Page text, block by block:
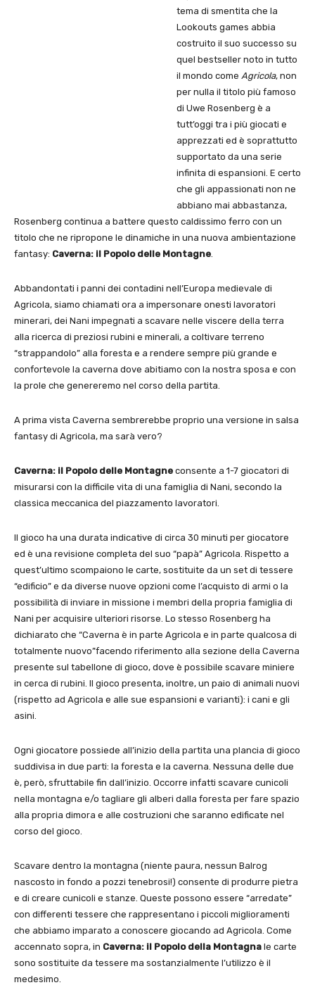
tema di smentita che la
Lookouts games abbia
costruito il suo successo su
quel bestseller noto in tutto
il mondo come Agricola, non
per nulla il titolo più famoso
di Uwe Rosenberg è a
tutt’oggi tra i più giocati e
apprezzati ed è soprattutto
supportato da una serie
infinita di espansioni. E certo
che gli appassionati non ne
abbiano mai abbastanza,
Rosenberg continua a battere questo caldissimo ferro con un
titolo che ne ripropone le dinamiche in una nuova ambientazione
fantasy: Caverna: il Popolo delle Montagne.
Abbandontati i panni dei contadini nell’Europa medievale di
Agricola, siamo chiamati ora a impersonare onesti lavoratori
minerari, dei Nani impegnati a scavare nelle viscere della terra
alla ricerca di preziosi rubini e minerali, a coltivare terreno
“strappandolo” alla foresta e a rendere sempre più grande e
confortevole la caverna dove abitiamo con la nostra sposa e con
la prole che genereremo nel corso della partita.
A prima vista Caverna sembrerebbe proprio una versione in salsa
fantasy di Agricola, ma sarà vero?
Caverna: il Popolo delle Montagne consente a 1-7 giocatori di
misurarsi con la difficile vita di una famiglia di Nani, secondo la
classica meccanica del piazzamento lavoratori.
Il gioco ha una durata indicative di circa 30 minuti per giocatore
ed è una revisione completa del suo “papà” Agricola. Rispetto a
quest’ultimo scompaiono le carte, sostituite da un set di tessere
“edificio” e da diverse nuove opzioni come l’acquisto di armi o la
possibilità di inviare in missione i membri della propria famiglia di
Nani per acquisire ulteriori risorse. Lo stesso Rosenberg ha
dichiarato che “Caverna è in parte Agricola e in parte qualcosa di
totalmente nuovo”facendo riferimento alla sezione della Caverna
presente sul tabellone di gioco, dove è possibile scavare miniere
in cerca di rubini. Il gioco presenta, inoltre, un paio di animali nuovi
(rispetto ad Agricola e alle sue espansioni e varianti): i cani e gli
asini.
Ogni giocatore possiede all’inizio della partita una plancia di gioco
suddivisa in due parti: la foresta e la caverna. Nessuna delle due
è, però, sfruttabile fin dall’inizio. Occorre infatti scavare cunicoli
nella montagna e/o tagliare gli alberi dalla foresta per fare spazio
alla propria dimora e alle costruzioni che saranno edificate nel
corso del gioco.
Scavare dentro la montagna (niente paura, nessun Balrog
nascosto in fondo a pozzi tenebrosi!) consente di produrre pietra
e di creare cunicoli e stanze. Queste possono essere “arredate”
con differenti tessere che rappresentano i piccoli miglioramenti
che abbiamo imparato a conoscere giocando ad Agricola. Come
accennato sopra, in Caverna: il Popolo della Montagna le carte
sono sostituite da tessere ma sostanzialmente l’utilizzo è il
medesimo.